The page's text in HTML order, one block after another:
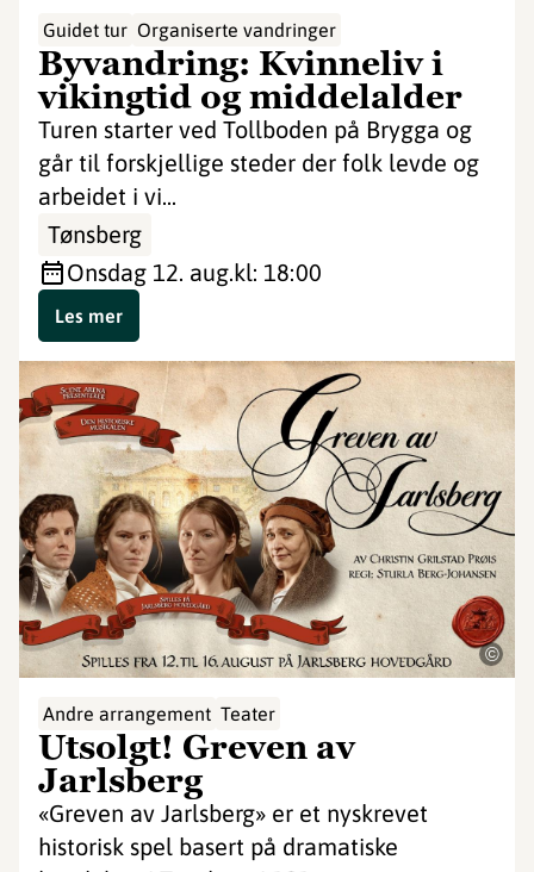
Guidet tur Organiserte vandringer
Byvandring: Kvinneliv i
vikingtid og middelalder
Turen starter ved Tollboden på Brygga og
går til forskjellige steder der folk levde og
arbeidet i vi...
Tønsberg
onsdag 12. aug.kl: 18:00
Les mer
©
Andre arrangement Teater
Utsolgt! Greven av
Jarlsberg
«Greven av Jarlsberg» er et nyskrevet
historisk spel basert på dramatiske